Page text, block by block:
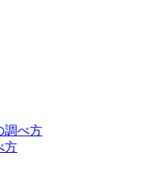
調べ方
方